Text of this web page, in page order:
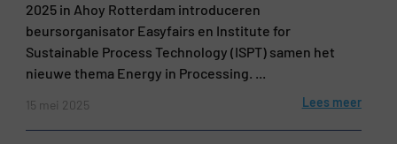
2025 in Ahoy Rotterdam introduceren
beursorganisator Easyfairs en Institute for
Sustainable Process Technology (ISPT) samen het
nieuwe thema Energy in Processing. ...
15 mei 2025 Lees meer